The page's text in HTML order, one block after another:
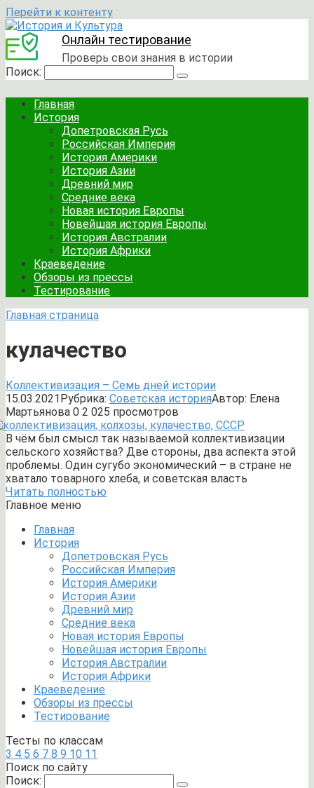
Перейти к контенту
Онлайн тестирование
Проверь свои знания в истории
Поиск:
Главная
История
Допетровская Русь
Российская Империя
История Америки
История Азии
Древний мир
Средние века
Новая история Европы
Новейшая история Европы
История Австралии
История Африки
Краеведение
Обзоры из прессы
Тестирование
Главная страница
кулачество
Коллективизация – Семь дней истории
15.03.2021Рубрика: Советская историяАвтор: Елена
Мартьянова 0 2 025 просмотров
В чём был смысл так называемой коллективизации
сельского хозяйства? Две стороны, два аспекта этой
проблемы. Один сугубо экономический – в стране не
хватало товарного хлеба, и советская власть
Читать полностью
Главное меню
Главная
История
Допетровская Русь
Российская Империя
История Америки
История Азии
Древний мир
Средние века
Новая история Европы
Новейшая история Европы
История Австралии
История Африки
Краеведение
Обзоры из прессы
Тестирование
Тесты по классам
3 4 5 6 7 8 9 10 11
Поиск по сайту
Поиск: